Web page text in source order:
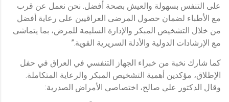
على التنفس بسهولة والعيش بصحة أفضل. نحن نعمل عن قرب
مع الأطباء لضمان حصول المرضى العراقيين على رعاية أفضل
من خلال التشخيص المبكر والإدارة السليمة للمرض، بما يتماشى
مع الإرشادات الدولية والأدلة السريرية القوية.”
كما شارك نخبة من خبراء الجهاز التنفسي في العراق في حفل
الإطلاق، مؤكدين أهمية التشخيص المبكر والرعاية المتكاملة.
وقال الدكتور علي صالح، اختصاصي الأمراض الصدرية: